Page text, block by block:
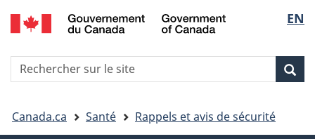
Skip
to
Skip
to
Passer
à
HTML
de
la
EN
Recherche
Vous
Canada.ca Santé Rappels et avis de sécurité